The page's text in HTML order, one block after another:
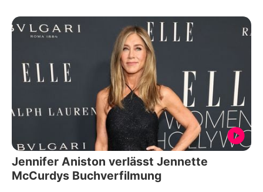
Jennifer Aniston verlässt Jennette
McCurdys Buchverfilmung